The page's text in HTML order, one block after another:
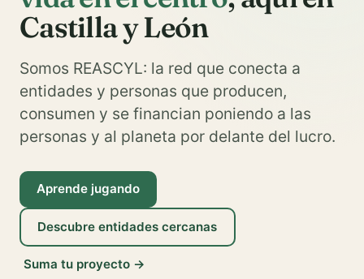
Castilla y León
Somos REASCYL: la red que conecta a
entidades y personas que producen,
consumen y se financian poniendo a las
personas y al planeta por delante del lucro.
Aprende jugando
Descubre entidades cercanas
Suma tu proyecto →